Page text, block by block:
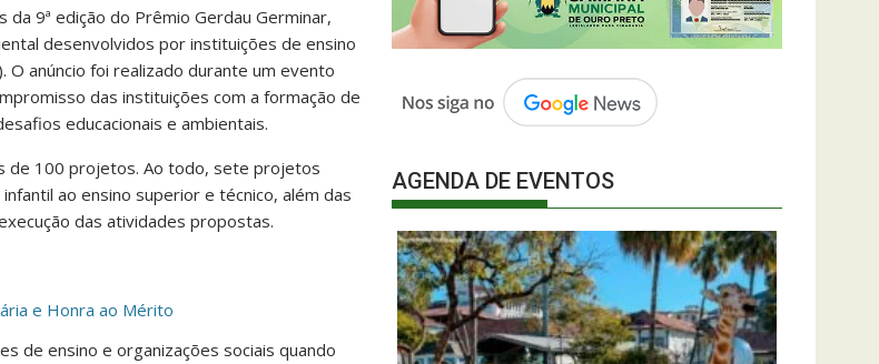
9ª edição do Prêmio Gerdau Germinar,
desenvolvidos por instituições de ensino
O anúncio foi realizado durante um evento
das instituições com a formação de
educacionais e ambientais.
de 100 projetos. Ao todo, sete projetos
ao ensino superior e técnico, além das
das atividades propostas.
e Honra ao Mérito
de ensino e organizações sociais quando
AGENDA DE EVENTOS